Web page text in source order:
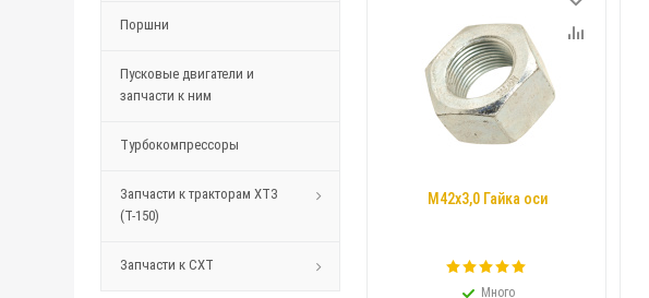
Поршни
Пусковые двигатели и
запчасти к ним
Турбокомпрессоры
Запчасти к тракторам ХТЗ
(Т-150)
Запчасти к СХТ
М42х3,0 Гайка оси
Много